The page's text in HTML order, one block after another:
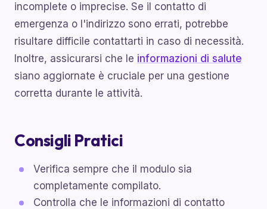
incomplete o imprecise. Se il contatto di
emergenza o l'indirizzo sono errati, potrebbe
risultare difficile contattarti in caso di necessità.
Inoltre, assicurarsi che le informazioni di salute
siano aggiornate è cruciale per una gestione
corretta durante le attività.
Consigli Pratici
Verifica sempre che il modulo sia
completamente compilato.
Controlla che le informazioni di contatto